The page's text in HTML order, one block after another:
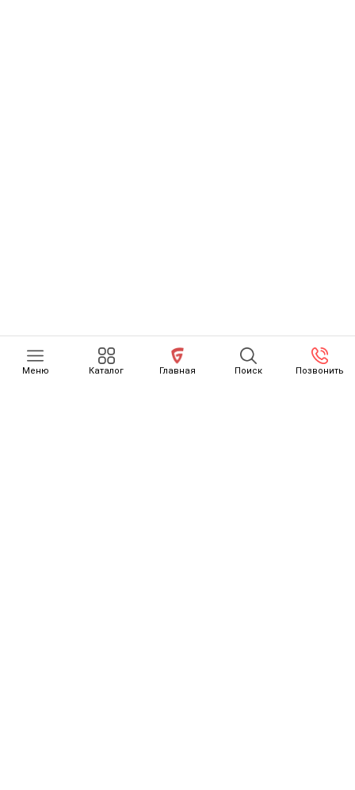
Меню Каталог Главная Поиск Позвонить